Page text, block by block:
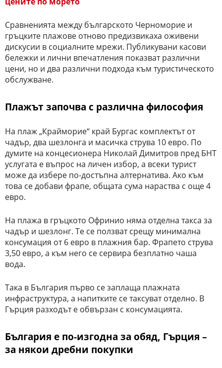
Сравненията между българското Черноморие и
гръцките плажове отново предизвикаха оживени
дискусии в социалните мрежи. Публикувани касови
бележки и лични впечатления показват различни
цени, но и два различни подхода към туристическото
обслужване.
Плажът започва с различна философия
На плаж „Крайморие“ край Бургас комплектът от
чадър, два шезлонга и масичка струва 10 евро. По
думите на концесионера Николай Димитров пред БНТ
услугата е въпрос на личен избор, а всеки турист
може да избере по-достъпна алтернатива. Ако към
това се добави фрапе, общата сума нараства с още 4
евро.
На плажа в гръцкото Офринио няма отделна такса за
чадър и шезлонг. Те се ползват срещу минимална
консумация от 6 евро в плажния бар. Фрапето струва
3,50 евро, а към него се сервира безплатно чаша
вода.
Така в България първо се заплаща плажната
инфраструктура, а напитките се таксуват отделно. В
Гърция разходът е обвързан с консумацията.
България е по-изгодна за обяд, Гърция –
за някои дребни покупки